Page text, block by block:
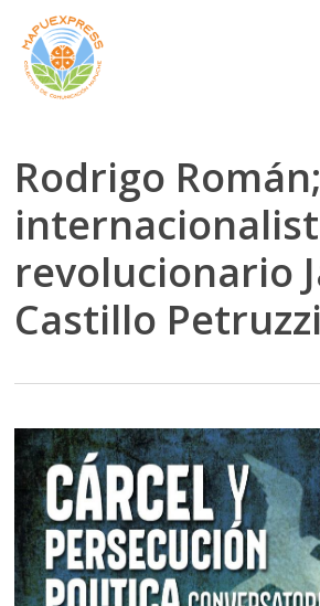
Skip
main
Rodrigo
revolucionario
Castillo Petruzzi